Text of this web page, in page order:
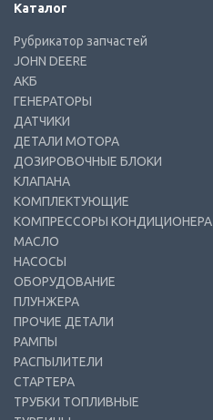
Каталог
Рубрикатор запчастей
JOHN DEERE
АКБ
ГЕНЕРАТОРЫ
ДАТЧИКИ
ДЕТАЛИ МОТОРА
ДОЗИРОВОЧНЫЕ БЛОКИ
КЛАПАНА
КОМПЛЕКТУЮЩИЕ
КОМПРЕССОРЫ КОНДИЦИОНЕРА
МАСЛО
НАСОСЫ
ОБОРУДОВАНИЕ
ПЛУНЖЕРА
ПРОЧИЕ ДЕТАЛИ
РАМПЫ
РАСПЫЛИТЕЛИ
СТАРТЕРА
ТРУБКИ ТОПЛИВНЫЕ